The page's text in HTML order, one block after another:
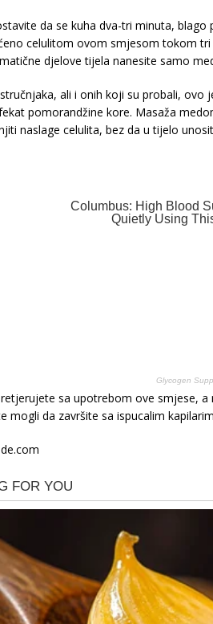
da se kuha dva-tri minuta,
celulitom ovom smjesom tokom
djelove tijela nanesite samo
ali i onih koji su probali, ovo
pomorandžine kore. Masaža
naslage celulita, bez da u tijelo
sa upotrebom ove smjese,
mogli da završite sa ispucalim